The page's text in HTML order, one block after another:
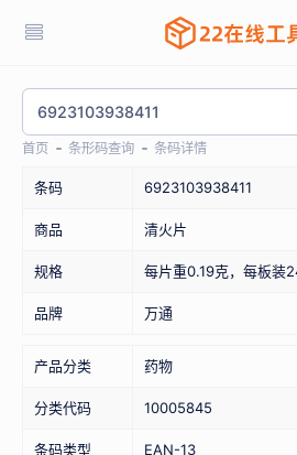
首页 条形码查询 条码详情
条码 6923103938411
商品 清火片
规格 每片重0.19克，每板装
品牌 万通
产品分类 药物
分类代码 10005845
条码类型 EAN-13